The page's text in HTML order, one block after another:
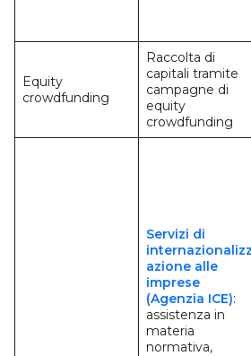
Equity
crowdfunding
Raccolta di
capitali tramite
campagne di
equity
crowdfunding
Servizi di
internazionalizz
azione alle
imprese
(Agenzia ICE):
assistenza in
materia
normativa,